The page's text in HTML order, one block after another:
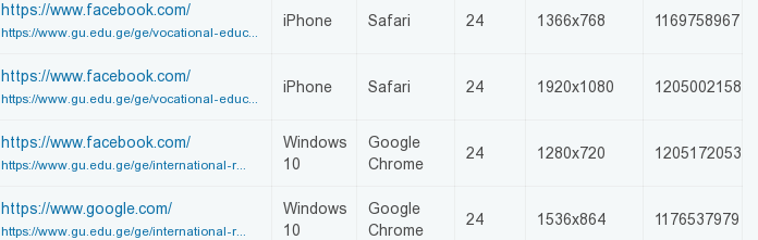
https://www.facebook.com/
https://www.gu.edu.ge/ge/vocational-educ...
iPhone Safari 24 1366x768 1169758967
https://www.facebook.com/
https://www.gu.edu.ge/ge/vocational-educ...
iPhone Safari 24 1920x1080 1205002158
https://www.facebook.com/
https://www.gu.edu.ge/ge/international-r...
Windows
10
Google
Chrome
24 1280x720 1205172053
https://www.google.com/
https://www.gu.edu.ge/ge/international-r...
Windows
10
Google
Chrome
24 1536x864 1176537979